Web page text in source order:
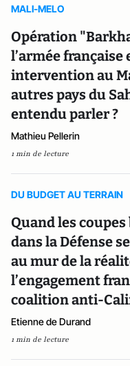
MALI-MELO
Opération
l’armée française
intervention au
autres pays du
entendu parler ?
Mathieu Pellerin
1 min de lecture
DU BUDGET AU TERRAIN
Quand les
dans la Défense
au mur de la
l’engagement
coalition anti-
Etienne de Durand
1 min de lecture